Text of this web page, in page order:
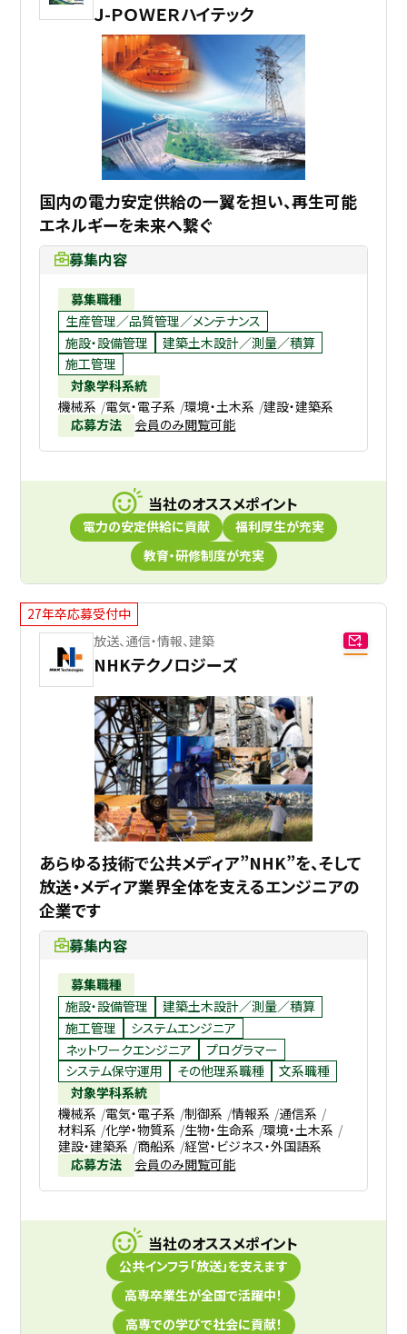
Ｊ-ＰＯＷＥＲハイテック
国内の電力安定供給の一翼を担い、再生可能
エネルギーを未来へ繋ぐ
募集内容
募集職種
生産管理／品質管理／メンテナンス
施設・設備管理
建築土木設計／測量／積算
施工管理
対象学科系統
機械系 電気・電子系 環境・土木系 建設・建築系
応募方法
会員のみ閲覧可能
当社のオススメポイント
電力の安定供給に貢献
福利厚生が充実
教育・研修制度が充実
27年卒応募受付中
放送、通信・情報、建築
NHKテクノロジーズ
あらゆる技術で公共メディア”NHK”を、そして
放送・メディア業界全体を支えるエンジニアの
企業です
募集内容
募集職種
施設・設備管理
建築土木設計／測量／積算
施工管理
システムエンジニア
ネットワークエンジニア
プログラマー
システム保守運用
その他理系職種
文系職種
対象学科系統
機械系 電気・電子系 制御系 情報系 通信系
材料系 化学・物質系 生物・生命系 環境・土木系
建設・建築系 商船系 経営・ビジネス・外国語系
応募方法
会員のみ閲覧可能
当社のオススメポイント
公共インフラ「放送」を支えます
高専卒業生が全国で活躍中！
高専での学びで社会に貢献！